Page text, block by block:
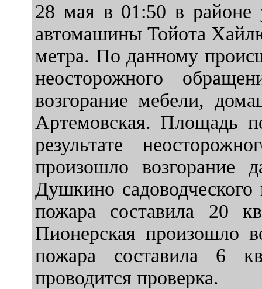
28 мая в 01:50 в районе
автомашины Тойота
метра. По данному
неосторожного
возгорание мебели,
Артемовская. Площадь
результате
произошло
Душкино
пожара составила 20
Пионерская произошло
пожара составила 6
проводится проверка.